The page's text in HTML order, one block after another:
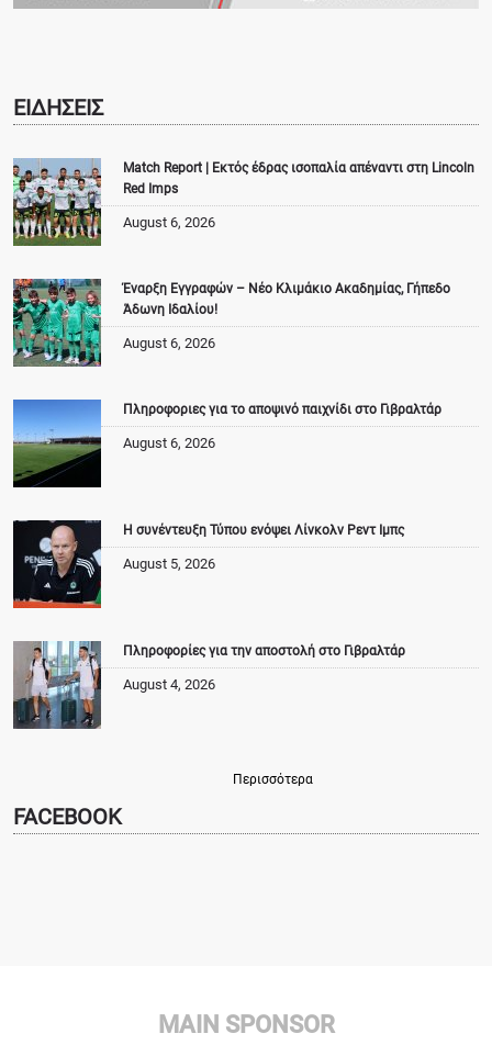
ΕΙΔΗΣΕΙΣ
Match Report | Εκτός έδρας ισοπαλία απέναντι στη Lincoln
Red Imps
August 6, 2026
Έναρξη Εγγραφών – Νέο Κλιμάκιο Ακαδημίας, Γήπεδο
Άδωνη Ιδαλίου!
August 6, 2026
Πληροφοριες για το αποψινό παιχνίδι στο Γιβραλτάρ
August 6, 2026
Η συνέντευξη Τύπου ενόψει Λίνκολν Ρεντ Ιμπς
August 5, 2026
Πληροφορίες για την αποστολή στο Γιβραλτάρ
August 4, 2026
Περισσότερα
FACEBOOK
MAIN SPONSOR